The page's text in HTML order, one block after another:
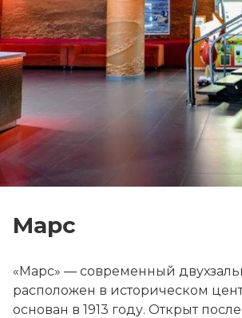
Марс
«Марс» — современный
расположен в историческом
основан в 1913 году. Открыт